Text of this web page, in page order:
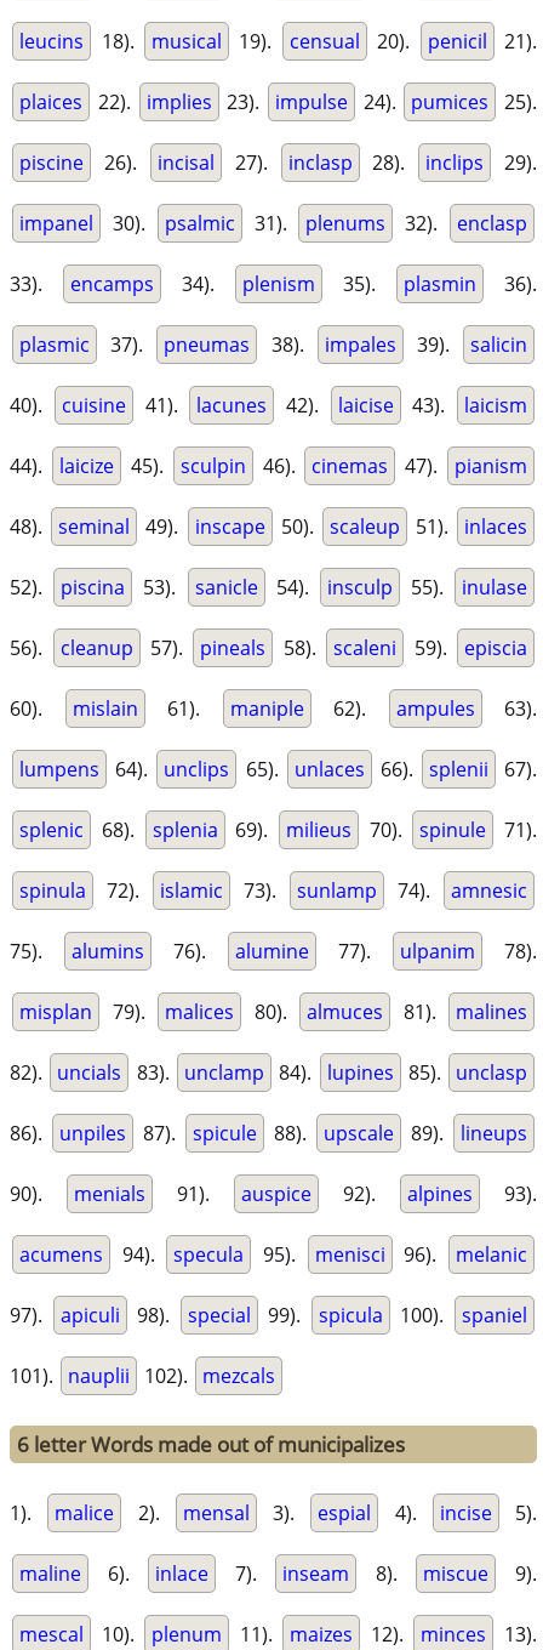
leucins 18). musical 19). censual 20). penicil 21).
plaices 22). implies 23). impulse 24). pumices 25).
piscine 26). incisal 27). inclasp 28). inclips 29).
impanel 30). psalmic 31). plenums 32). enclasp
33). encamps 34). plenism 35). plasmin 36).
plasmic 37). pneumas 38). impales 39). salicin
40). cuisine 41). lacunes 42). laicise 43). laicism
44). laicize 45). sculpin 46). cinemas 47). pianism
48). seminal 49). inscape 50). scaleup 51). inlaces
52). piscina 53). sanicle 54). insculp 55). inulase
56). cleanup 57). pineals 58). scaleni 59). episcia
60). mislain 61). maniple 62). ampules 63).
lumpens 64). unclips 65). unlaces 66). splenii 67).
splenic 68). splenia 69). milieus 70). spinule 71).
spinula 72). islamic 73). sunlamp 74). amnesic
75). alumins 76). alumine 77). ulpanim 78).
misplan 79). malices 80). almuces 81). malines
82). uncials 83). unclamp 84). lupines 85). unclasp
86). unpiles 87). spicule 88). upscale 89). lineups
90). menials 91). auspice 92). alpines 93).
acumens 94). specula 95). menisci 96). melanic
97). apiculi 98). special 99). spicula 100). spaniel
101). nauplii 102). mezcals
6 letter Words made out of municipalizes
1). malice 2). mensal 3). espial 4). incise 5).
maline 6). inlace 7). inseam 8). miscue 9).
mescal 10). plenum 11). maizes 12). minces 13).